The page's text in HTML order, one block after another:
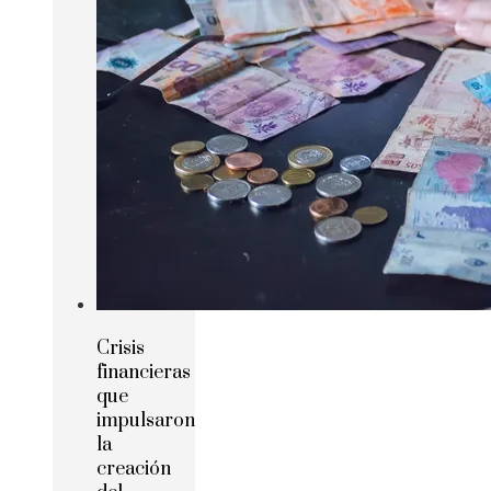
Crisis
financieras
que
impulsaron
la
creación